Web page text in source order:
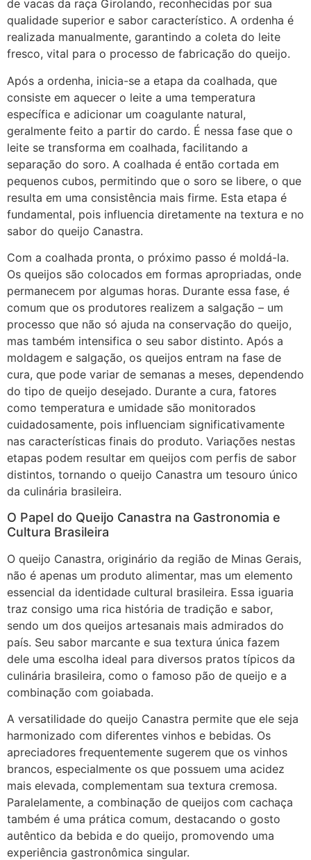
de vacas da raça Girolando, reconhecidas por sua
qualidade superior e sabor característico. A ordenha é
realizada manualmente, garantindo a coleta do leite
fresco, vital para o processo de fabricação do queijo.
Após a ordenha, inicia-se a etapa da coalhada, que
consiste em aquecer o leite a uma temperatura
específica e adicionar um coagulante natural,
geralmente feito a partir do cardo. É nessa fase que o
leite se transforma em coalhada, facilitando a
separação do soro. A coalhada é então cortada em
pequenos cubos, permitindo que o soro se libere, o que
resulta em uma consistência mais firme. Esta etapa é
fundamental, pois influencia diretamente na textura e no
sabor do queijo Canastra.
Com a coalhada pronta, o próximo passo é moldá-la.
Os queijos são colocados em formas apropriadas, onde
permanecem por algumas horas. Durante essa fase, é
comum que os produtores realizem a salgação – um
processo que não só ajuda na conservação do queijo,
mas também intensifica o seu sabor distinto. Após a
moldagem e salgação, os queijos entram na fase de
cura, que pode variar de semanas a meses, dependendo
do tipo de queijo desejado. Durante a cura, fatores
como temperatura e umidade são monitorados
cuidadosamente, pois influenciam significativamente
nas características finais do produto. Variações nestas
etapas podem resultar em queijos com perfis de sabor
distintos, tornando o queijo Canastra um tesouro único
da culinária brasileira.
O Papel do Queijo Canastra na Gastronomia e
Cultura Brasileira
O queijo Canastra, originário da região de Minas Gerais,
não é apenas um produto alimentar, mas um elemento
essencial da identidade cultural brasileira. Essa iguaria
traz consigo uma rica história de tradição e sabor,
sendo um dos queijos artesanais mais admirados do
país. Seu sabor marcante e sua textura única fazem
dele uma escolha ideal para diversos pratos típicos da
culinária brasileira, como o famoso pão de queijo e a
combinação com goiabada.
A versatilidade do queijo Canastra permite que ele seja
harmonizado com diferentes vinhos e bebidas. Os
apreciadores frequentemente sugerem que os vinhos
brancos, especialmente os que possuem uma acidez
mais elevada, complementam sua textura cremosa.
Paralelamente, a combinação de queijos com cachaça
também é uma prática comum, destacando o gosto
autêntico da bebida e do queijo, promovendo uma
experiência gastronômica singular.